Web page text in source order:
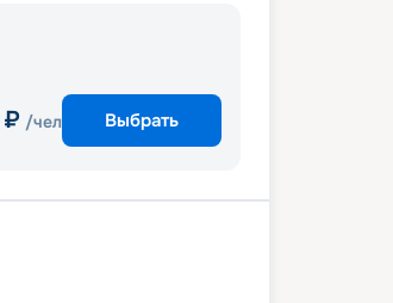
₽ /чел Выбрать